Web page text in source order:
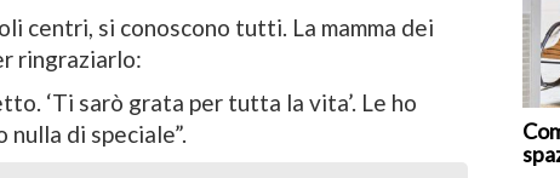
centri, si conoscono tutti. La mamma dei
ringraziarlo:
‘Ti sarò grata per tutta la vita’. Le ho
di speciale”.